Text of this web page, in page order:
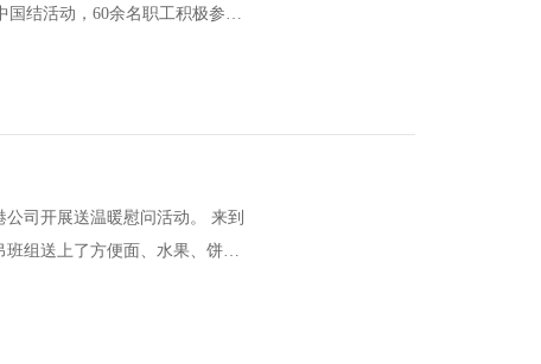
国结活动，60余名职工积极参
开展送温暖慰问活动。 来到
组送上了方便面、水果、饼干